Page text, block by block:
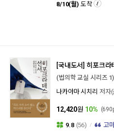
8/10(월) 도착
[국내도서] 히포크라
(법의학 교실 시리즈 1)
나카야마 시치리 저자
12,420원 10%
9.8 (56)
고